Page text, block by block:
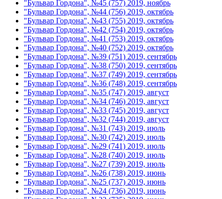
"Бульвар Гордона", №45 (757) 2019, ноябрь
"Бульвар Гордона", №44 (756) 2019, октябрь
"Бульвар Гордона", №43 (755) 2019, октябрь
"Бульвар Гордона", №42 (754) 2019, октябрь
"Бульвар Гордона", №41 (753) 2019, октябрь
"Бульвар Гордона", №40 (752) 2019, октябрь
"Бульвар Гордона", №39 (751) 2019, сентябрь
"Бульвар Гордона", №38 (750) 2019, сентябрь
"Бульвар Гордона", №37 (749) 2019, сентябрь
"Бульвар Гордона", №36 (748) 2019, сентябрь
"Бульвар Гордона", №35 (747) 2019, август
"Бульвар Гордона", №34 (746) 2019, август
"Бульвар Гордона", №33 (745) 2019, август
"Бульвар Гордона", №32 (744) 2019, август
"Бульвар Гордона", №31 (743) 2019, июль
"Бульвар Гордона", №30 (742) 2019, июль
"Бульвар Гордона", №29 (741) 2019, июль
"Бульвар Гордона", №28 (740) 2019, июль
"Бульвар Гордона", №27 (739) 2019, июль
"Бульвар Гордона", №26 (738) 2019, июнь
"Бульвар Гордона", №25 (737) 2019, июнь
"Бульвар Гордона", №24 (736) 2019, июнь